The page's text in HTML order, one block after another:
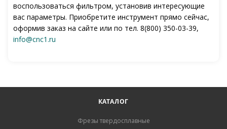
воспользоваться фильтром, установив интересующие
вас параметры. Приобретите инструмент прямо сейчас,
оформив заказ на сайте или по тел. 8(800) 350-03-39,
info@cnc1.ru
КАТАЛОГ
Фрезы твердосплавные